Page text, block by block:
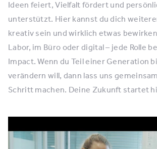
Ideen feiert, Vielfalt fördert und
unterstützt. Hier kannst du dich
kreativ sein und wirklich etwas
Labor, im Büro oder digital – jede Rolle
Impact. Wenn du Teil einer Generation
verändern will, dann lass uns
Schritt machen. Deine Zukunft startet